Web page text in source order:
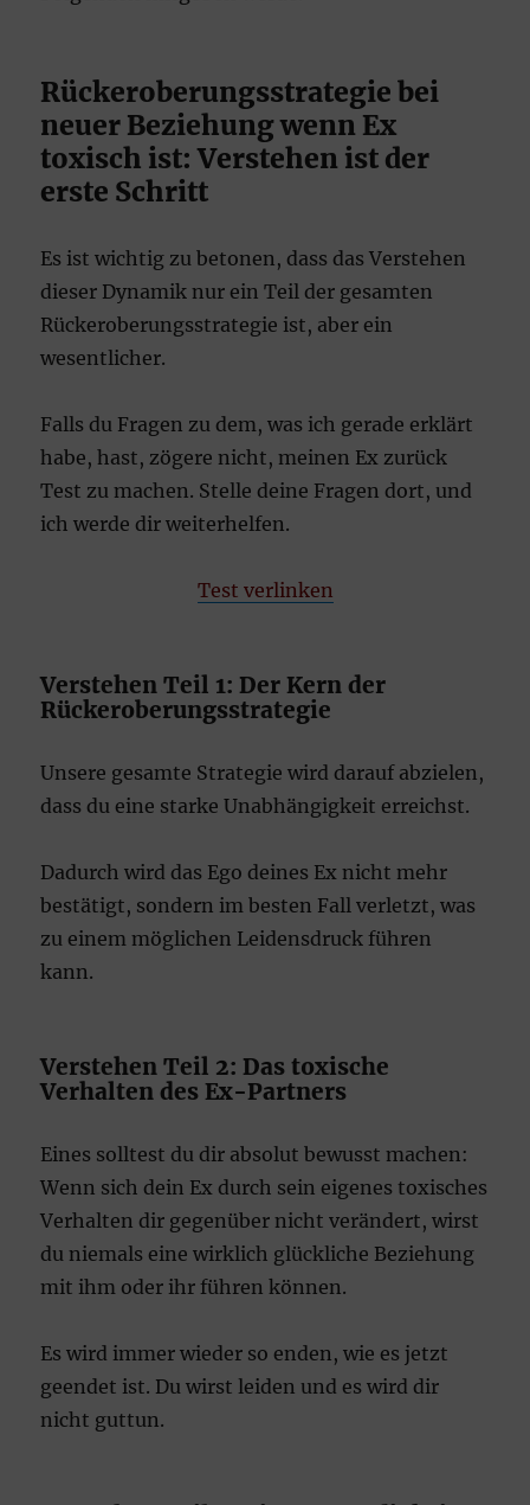
Rückeroberungsstrategie bei
neuer Beziehung wenn Ex
toxisch ist: Verstehen ist der
erste Schritt
Es ist wichtig zu betonen, dass das Verstehen
dieser Dynamik nur ein Teil der gesamten
Rückeroberungsstrategie ist, aber ein
wesentlicher.
Falls du Fragen zu dem, was ich gerade erklärt
habe, hast, zögere nicht, meinen Ex zurück
Test zu machen. Stelle deine Fragen dort, und
ich werde dir weiterhelfen.
Test verlinken
Verstehen Teil 1: Der Kern der
Rückeroberungsstrategie
Unsere gesamte Strategie wird darauf abzielen,
dass du eine starke Unabhängigkeit erreichst.
Dadurch wird das Ego deines Ex nicht mehr
bestätigt, sondern im besten Fall verletzt, was
zu einem möglichen Leidensdruck führen
kann.
Verstehen Teil 2: Das toxische
Verhalten des Ex-Partners
Eines solltest du dir absolut bewusst machen:
Wenn sich dein Ex durch sein eigenes toxisches
Verhalten dir gegenüber nicht verändert, wirst
du niemals eine wirklich glückliche Beziehung
mit ihm oder ihr führen können.
Es wird immer wieder so enden, wie es jetzt
geendet ist. Du wirst leiden und es wird dir
nicht guttun.